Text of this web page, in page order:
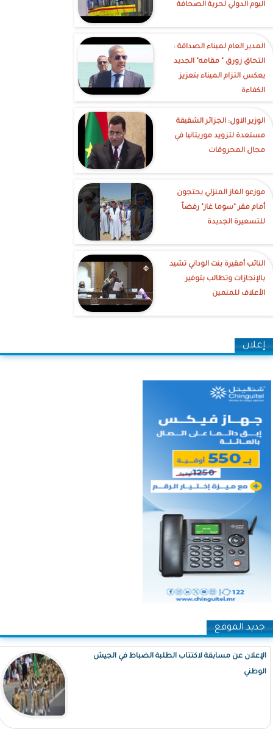
اليوم الدولي لحرية الصحافة
‎المدير العام لميناء الصداقة :
التحاق زورق " مقامه" الجديد
يعكس التزام الميناء بتعزيز
الكفاءة
الوزير الاول: الجزائر الشقيقة
مستعدة لتزويد موريتانيا في
مجال المحروقات
موزعو الغاز المنزلي يحتجون
أمام مقر "سوما غاز" رفضاً
للتسعيرة الجديدة
النائب أمقيرة بنت الوداني تشيد
بالإنجازات وتطالب بتوفير
الأعلاف للمنمين
إعلان
جديد الموقع
الإعلان عن مسابقة لاكتتاب الطلبة الضباط في الجيش
الوطني